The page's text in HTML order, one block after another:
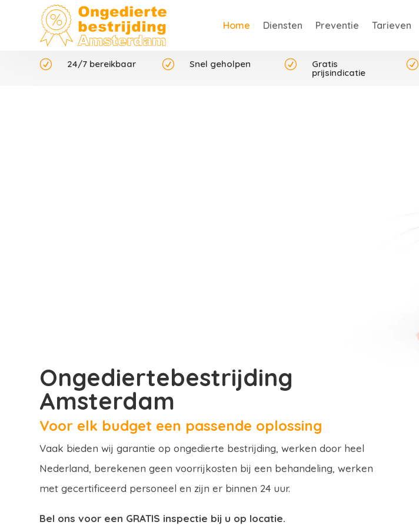
Home Diensten Preventie Tarieven
R 24/7 bereikbaar R Snel geholpen R Gratis
prijsindicatie
R
Ongediertebestrijding
Amsterdam
Voor elk budget een passende oplossing
Vaak bieden wij garantie op ongedierte bestrijding, werken door heel
Nederland, berekenen geen voorrijkosten bij een behandeling, werken
met gecertificeerd personeel en zijn er binnen 24 uur.
Bel ons voor een GRATIS inspectie bij u op locatie.